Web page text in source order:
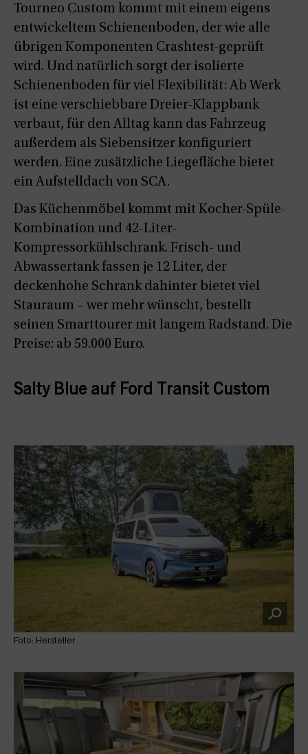
Tourneo Custom kommt mit einem eigens
entwickeltem Schienenboden, der wie alle
übrigen Komponenten Crashtest-geprüft
wird. Und natürlich sorgt der isolierte
Schienenboden für viel Flexibilität: Ab Werk
ist eine verschiebbare Dreier-Klappbank
verbaut, für den Alltag kann das Fahrzeug
außerdem als Siebensitzer konfiguriert
werden. Eine zusätzliche Liegefläche bietet
ein Aufstelldach von SCA.
Das Küchenmöbel kommt mit Kocher-Spüle-
Kombination und 42-Liter-
Kompressorkühlschrank. Frisch- und
Abwassertank fassen je 12 Liter, der
deckenhohe Schrank dahinter bietet viel
Stauraum – wer mehr wünscht, bestellt
seinen Smarttourer mit langem Radstand. Die
Preise: ab 59.000 Euro.
Salty Blue auf Ford Transit Custom
Foto: Hersteller